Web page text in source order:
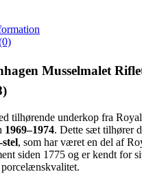
Musselmalet
tilhørende underkop fra
1969–1974. Dette sæt tilhører
, som har været en del af
siden 1775 og er kendt for